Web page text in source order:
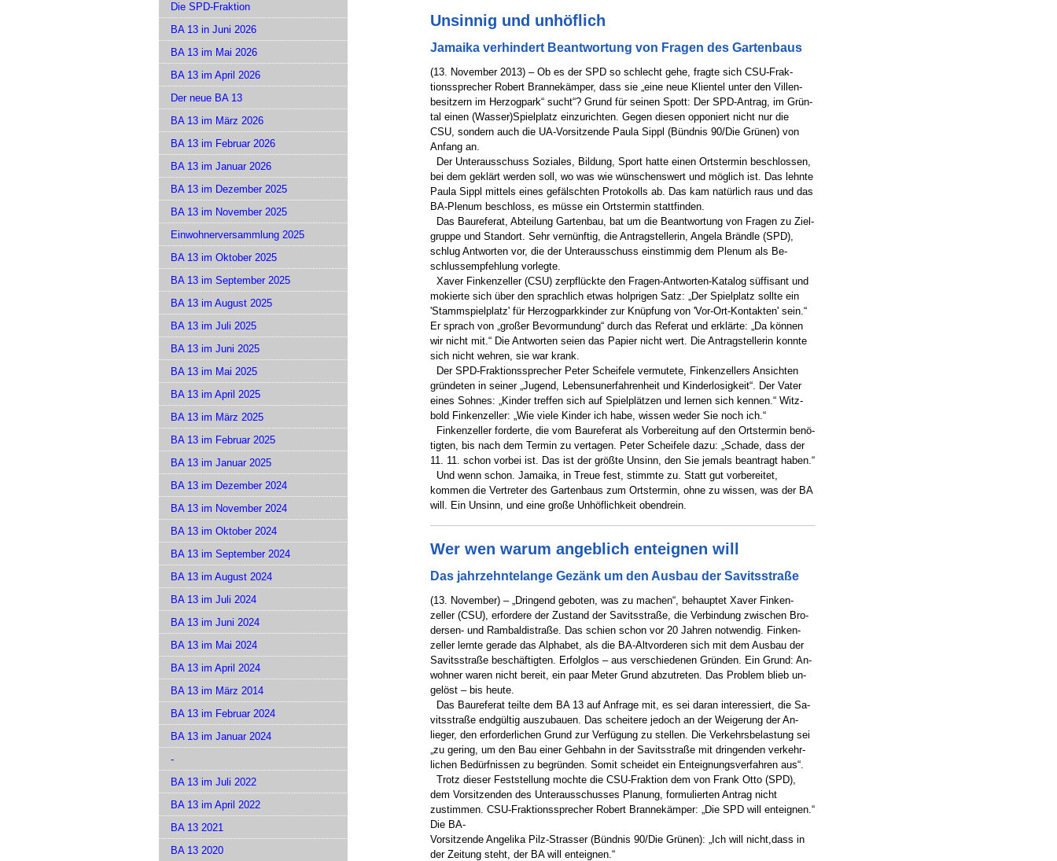
Unsinnig und unhöflich
Jamaika verhindert Beantwortung von Fragen des Gartenbaus
(13. November 2013) – Ob es der SPD so schlecht gehe, fragte sich CSU-Frak-
tionssprecher Robert Brannekämper, dass sie „eine neue Klientel unter den Villen-
besitzern im Herzogpark“ sucht“? Grund für seinen Spott: Der SPD-Antrag, im Grün-
tal einen (Wasser)Spielplatz einzurichten. Gegen diesen opponiert nicht nur die
CSU, sondern auch die UA-Vorsitzende Paula Sippl (Bündnis 90/Die Grünen) von
Anfang an.
Der Unterausschuss Soziales, Bildung, Sport hatte einen Ortstermin beschlossen,
bei dem geklärt werden soll, wo was wie wünschenswert und möglich ist. Das lehnte
Paula Sippl mittels eines gefälschten Protokolls ab. Das kam natürlich raus und das
BA-Plenum beschloss, es müsse ein Ortstermin stattfinden.
Das Baureferat, Abteilung Gartenbau, bat um die Beantwortung von Fragen zu Ziel-
gruppe und Standort. Sehr vernünftig, die Antragstellerin, Angela Brändle (SPD),
schlug Antworten vor, die der Unterausschuss einstimmig dem Plenum als Be-
schlussempfehlung vorlegte.
Xaver Finkenzeller (CSU) zerpflückte den Fragen-Antworten-Katalog süffisant und
mokierte sich über den sprachlich etwas holprigen Satz: „Der Spielplatz sollte ein
'Stammspielplatz' für Herzogparkkinder zur Knüpfung von 'Vor-Ort-Kontakten' sein.“
Er sprach von „großer Bevormundung“ durch das Referat und erklärte: „Da können
wir nicht mit.“ Die Antworten seien das Papier nicht wert. Die Antragstellerin konnte
sich nicht wehren, sie war krank.
Der SPD-Fraktionssprecher Peter Scheifele vermutete, Finkenzellers Ansichten
gründeten in seiner „Jugend, Lebensunerfahrenheit und Kinderlosigkeit“. Der Vater
eines Sohnes: „Kinder treffen sich auf Spielplätzen und lernen sich kennen.“ Witz-
bold Finkenzeller: „Wie viele Kinder ich habe, wissen weder Sie noch ich.“
Finkenzeller forderte, die vom Baureferat als Vorbereitung auf den Ortstermin benö-
tigten, bis nach dem Termin zu vertagen. Peter Scheifele dazu: „Schade, dass der
11. 11. schon vorbei ist. Das ist der größte Unsinn, den Sie jemals beantragt haben.“
Und wenn schon. Jamaika, in Treue fest, stimmte zu. Statt gut vorbereitet,
kommen die Vertreter des Gartenbaus zum Ortstermin, ohne zu wissen, was der BA
will. Ein Unsinn, und eine große Unhöflichkeit obendrein.
Wer wen warum angeblich enteignen will
Das jahrzehntelange Gezänk um den Ausbau der Savitsstraße
(13. November) – „Dringend geboten, was zu machen“, behauptet Xaver Finken-
zeller (CSU), erfordere der Zustand der Savitsstraße, die Verbindung zwischen Bro-
dersen- und Rambaldistraße. Das schien schon vor 20 Jahren notwendig. Finken-
zeller lernte gerade das Alphabet, als die BA-Altvorderen sich mit dem Ausbau der
Savitsstraße beschäftigten. Erfolglos – aus verschiedenen Gründen. Ein Grund: An-
wohner waren nicht bereit, ein paar Meter Grund abzutreten. Das Problem blieb un-
gelöst – bis heute.
Das Baureferat teilte dem BA 13 auf Anfrage mit, es sei daran interessiert, die Sa-
vitsstraße endgültig auszubauen. Das scheitere jedoch an der Weigerung der An-
lieger, den erforderlichen Grund zur Verfügung zu stellen. Die Verkehrsbelastung sei
„zu gering, um den Bau einer Gehbahn in der Savitsstraße mit dringenden verkehr-
lichen Bedürfnissen zu begründen. Somit scheidet ein Enteignungsverfahren aus“.
Trotz dieser Feststellung mochte die CSU-Fraktion dem von Frank Otto (SPD),
dem Vorsitzenden des Unterausschusses Planung, formulierten Antrag nicht
zustimmen. CSU-Fraktionssprecher Robert Brannekämper: „Die SPD will enteignen.“
Die BA-
Vorsitzende Angelika Pilz-Strasser (Bündnis 90/Die Grünen): „Ich will nicht,dass in
der Zeitung steht, der BA will enteignen.“
Die SPD-Fraktion
BA 13 in Juni 2026
BA 13 im Mai 2026
BA 13 im April 2026
Der neue BA 13
BA 13 im März 2026
BA 13 im Februar 2026
BA 13 im Januar 2026
BA 13 im Dezember 2025
BA 13 im November 2025
Einwohnerversammlung 2025
BA 13 im Oktober 2025
BA 13 im September 2025
BA 13 im August 2025
BA 13 im Juli 2025
BA 13 im Juni 2025
BA 13 im Mai 2025
BA 13 im April 2025
BA 13 im März 2025
BA 13 im Februar 2025
BA 13 im Januar 2025
BA 13 im Dezember 2024
BA 13 im November 2024
BA 13 im Oktober 2024
BA 13 im September 2024
BA 13 im August 2024
BA 13 im Juli 2024
BA 13 im Juni 2024
BA 13 im Mai 2024
BA 13 im April 2024
BA 13 im März 2014
BA 13 im Februar 2024
BA 13 im Januar 2024
-
BA 13 im Juli 2022
BA 13 im April 2022
BA 13 2021
BA 13 2020